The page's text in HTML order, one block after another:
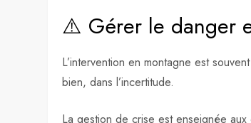
⚠️ Gérer le danger
L’intervention en montagne est
bien, dans l’incertitude.
La gestion de crise est enseignée